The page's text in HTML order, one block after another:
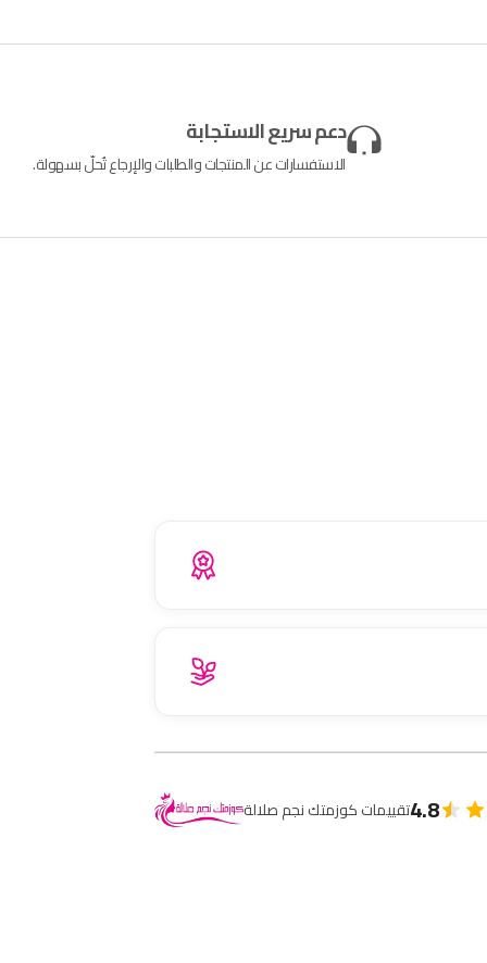
دعم سريع الاستجابة
الاستفسارات عن المنتجات والطلبات والإرجاع تُحلّ بسهولة.
4.8تقييمات كوزمتك نجم صلالة